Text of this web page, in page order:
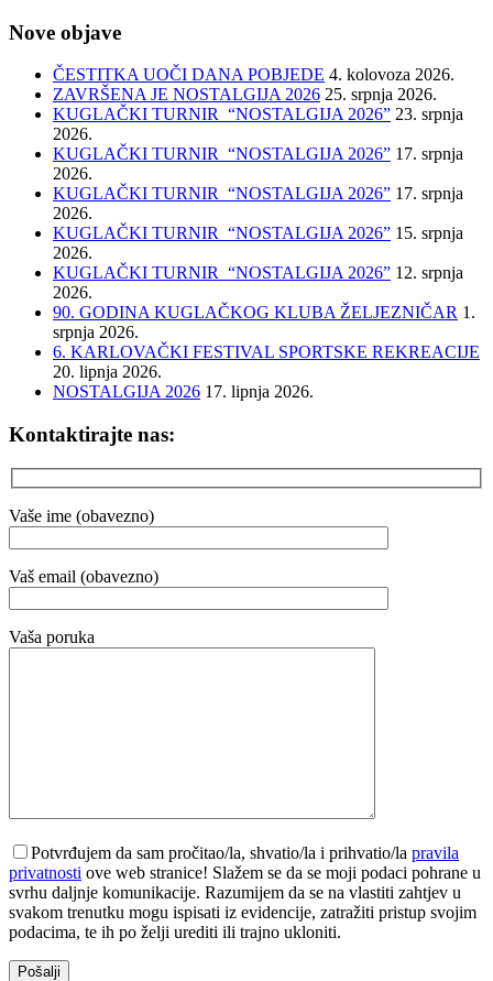
Nove objave
ČESTITKA UOČI DANA POBJEDE 4. kolovoza 2026.
ZAVRŠENA JE NOSTALGIJA 2026 25. srpnja 2026.
KUGLAČKI TURNIR “NOSTALGIJA 2026” 23. srpnja
2026.
KUGLAČKI TURNIR “NOSTALGIJA 2026” 17. srpnja
2026.
KUGLAČKI TURNIR “NOSTALGIJA 2026” 17. srpnja
2026.
KUGLAČKI TURNIR “NOSTALGIJA 2026” 15. srpnja
2026.
KUGLAČKI TURNIR “NOSTALGIJA 2026” 12. srpnja
2026.
90. GODINA KUGLAČKOG KLUBA ŽELJEZNIČAR 1.
srpnja 2026.
6. KARLOVAČKI FESTIVAL SPORTSKE REKREACIJE
20. lipnja 2026.
NOSTALGIJA 2026 17. lipnja 2026.
Kontaktirajte nas:
Vaše ime (obavezno)
Vaš email (obavezno)
Vaša poruka
Potvrđujem da sam pročitao/la, shvatio/la i prihvatio/la pravila
privatnosti ove web stranice! Slažem se da se moji podaci pohrane u
svrhu daljnje komunikacije. Razumijem da se na vlastiti zahtjev u
svakom trenutku mogu ispisati iz evidencije, zatražiti pristup svojim
podacima, te ih po želji urediti ili trajno ukloniti.